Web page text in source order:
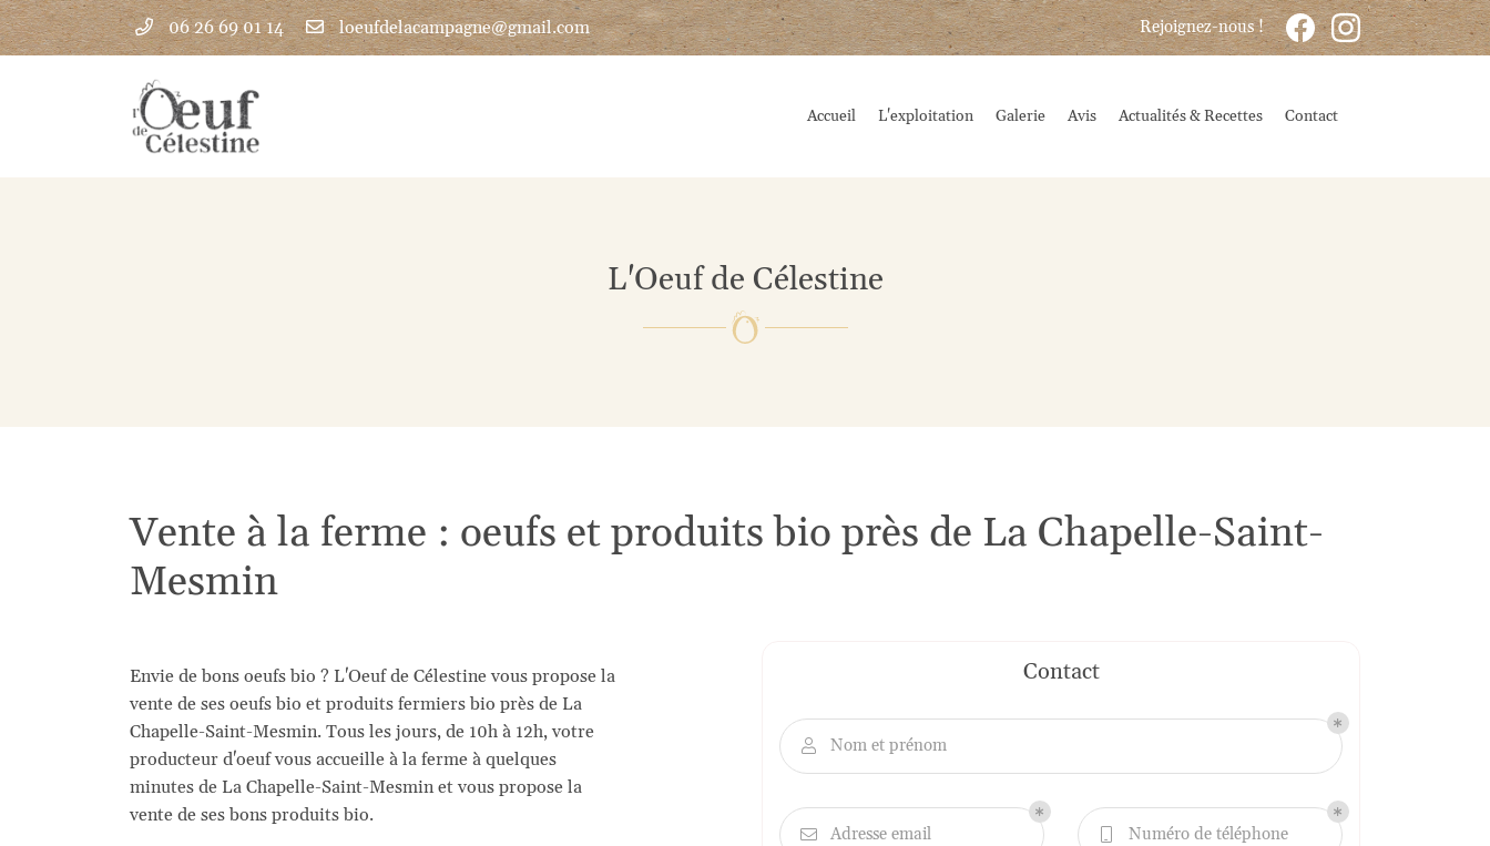
06 26 69 01 14 Rejoignez-nous !
Accueil L'exploitation Galerie Avis Actualités & Recettes Contact
1 Bourneville
28140 Guillonville
06 26 69 01 14
le formulaire de désinscription.
Inscription
L'Oeuf de Célestine
Vente à la ferme : oeufs et produits bio près de La Chapelle-Saint-
Mesmin
Envie de bons oeufs bio ? L'Oeuf de Célestine vous propose la
vente de ses oeufs bio et produits fermiers bio près de La
Chapelle-Saint-Mesmin. Tous les jours, de 10h à 12h, votre
producteur d'oeuf vous accueille à la ferme à quelques
minutes de La Chapelle-Saint-Mesmin et vous propose la
vente de ses bons produits bio.
Contact
 Nom et prénom
 Adresse email Numéro de téléphone